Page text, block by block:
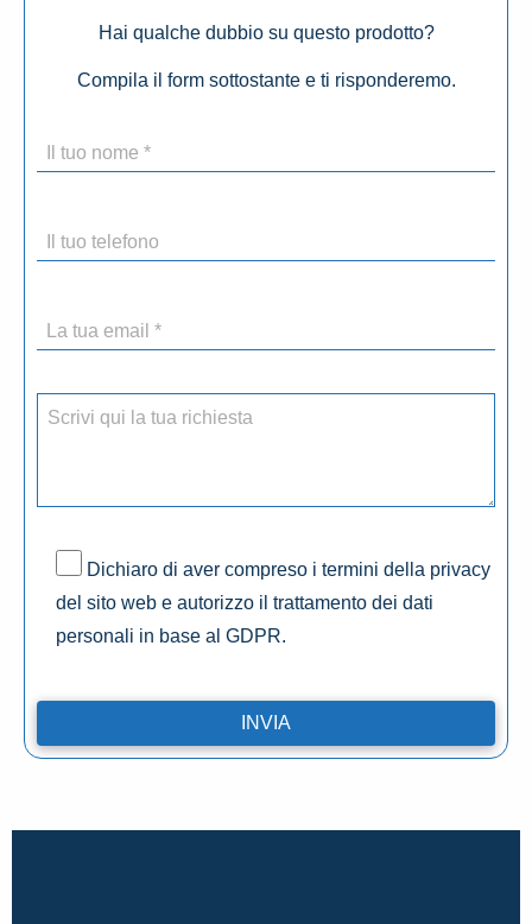
Hai qualche dubbio su questo prodotto?
Compila il form sottostante e ti risponderemo.
Dichiaro di aver compreso i termini della privacy
del sito web e autorizzo il trattamento dei dati
personali in base al GDPR.